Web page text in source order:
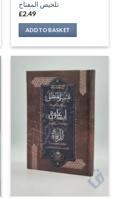
تلخيص المفتاح
£2.49
ADD TO BASKET